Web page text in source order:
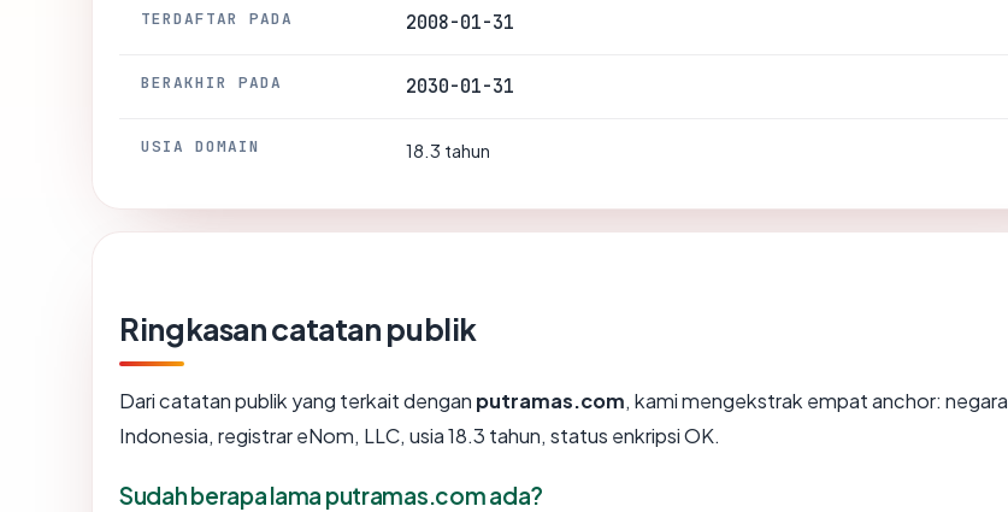
TERDAFTAR PADA 2008-01-31
BERAKHIR PADA 2030-01-31
USIA DOMAIN 18.3 tahun
Ringkasan catatan publik
Dari catatan publik yang terkait dengan putramas.com, kami mengekstrak empat anchor: negara
Indonesia, registrar eNom, LLC, usia 18.3 tahun, status enkripsi OK.
Sudah berapa lama putramas.com ada?